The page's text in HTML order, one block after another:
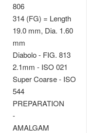
806
314 (FG) = Length
19.0 mm, Dia. 1.60
mm
Diabolo - FIG. 813
2.1mm - ISO 021
Super Coarse - ISO
544
PREPARATION
-
AMALGAM